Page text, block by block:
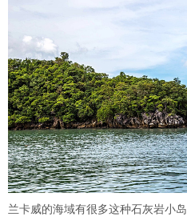
兰卡威的海域有很多这种石灰岩小岛